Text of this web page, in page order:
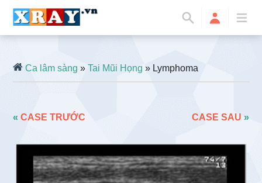
Ca lâm sàng »Tai Mũi Họng » Lymphoma
«CASE TRƯỚC CASE SAU »